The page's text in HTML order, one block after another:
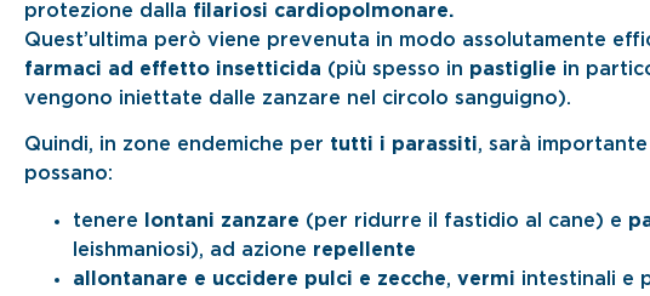
protezione dalla filariosi cardiopolmonare.
Quest’ultima però viene prevenuta in modo assolutamente
farmaci ad effetto insetticida (più spesso in pastiglie in
vengono iniettate dalle zanzare nel circolo sanguigno).
Quindi, in zone endemiche per tutti i parassiti, sarà
possano:
tenere lontani zanzare (per ridurre il fastidio al cane) e
leishmaniosi), ad azione repellente
allontanare e uccidere pulci e zecche, vermi intestinali e